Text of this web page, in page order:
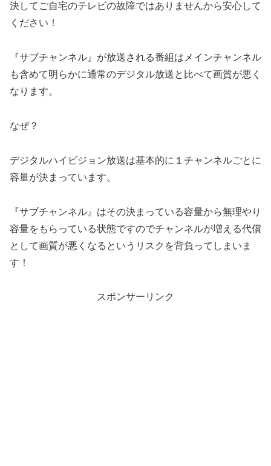
決してご自宅のテレビの故障ではありませんから安心して
ください！
『サブチャンネル』が放送される番組はメインチャンネル
も含めて明らかに通常のデジタル放送と比べて画質が悪く
なります。
なぜ？
デジタルハイビジョン放送は基本的に１チャンネルごとに
容量が決まっています。
『サブチャンネル』はその決まっている容量から無理やり
容量をもらっている状態ですのでチャンネルが増える代償
として画質が悪くなるというリスクを背負ってしまいま
す！
スポンサーリンク